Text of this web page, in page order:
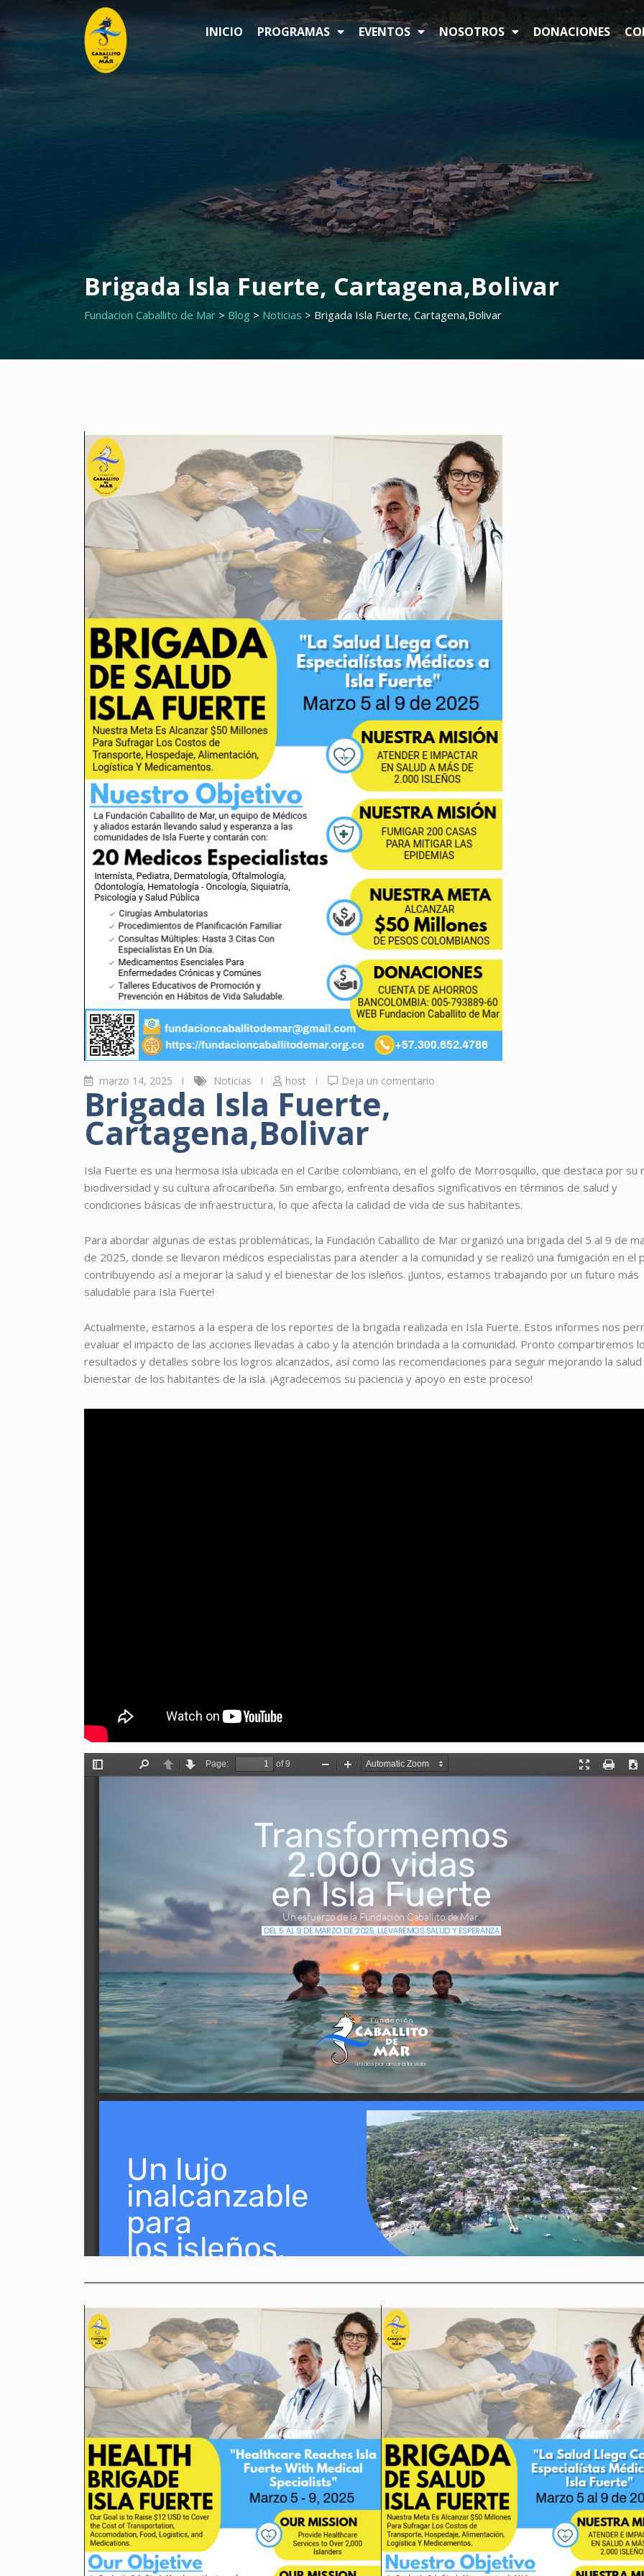
al
contenido
INICIO PROGRAMAS EVENTOS NOSOTROS DONACIONES
Brigada Isla Fuerte, Cartagena,Bolivar
Fundacion Caballito de Mar > Blog > Noticias > Brigada Isla Fuerte, Cartagena,Bolivar
marzo 14, 2025 Noticias host Deja un comentario
Brigada Isla Fuerte,
Cartagena,Bolivar
Isla Fuerte es una hermosa isla ubicada en el Caribe colombiano, en el golfo de Morrosquillo, que destaca por su
biodiversidad y su cultura afrocaribeña. Sin embargo, enfrenta desafíos significativos en términos de salud y
condiciones básicas de infraestructura, lo que afecta la calidad de vida de sus habitantes.
Para abordar algunas de estas problemáticas, la Fundación Caballito de Mar organizó una brigada del 5 al 9 de
de 2025, donde se llevaron médicos especialistas para atender a la comunidad y se realizó una fumigación en el
contribuyendo así a mejorar la salud y el bienestar de los isleños. ¡Juntos, estamos trabajando por un futuro más
saludable para Isla Fuerte!
Actualmente, estamos a la espera de los reportes de la brigada realizada en Isla Fuerte. Estos informes nos
evaluar el impacto de las acciones llevadas a cabo y la atención brindada a la comunidad. Pronto compartiremos
resultados y detalles sobre los logros alcanzados, así como las recomendaciones para seguir mejorando la salud
bienestar de los habitantes de la isla. ¡Agradecemos su paciencia y apoyo en este proceso!